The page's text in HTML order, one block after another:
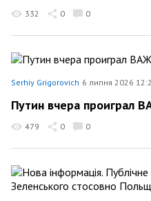
332 0 0
Serhiy Grigorovich 6 липня 2026
Путин вчера
479 0 0